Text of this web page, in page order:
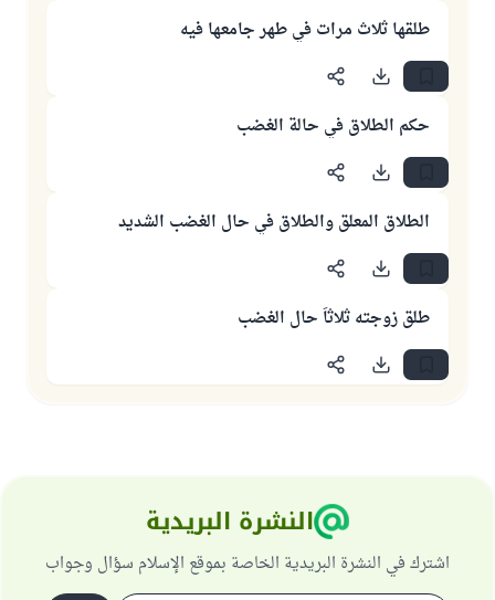
طلقها ثلاث مرات في طهر جامعها فيه
حكم الطلاق في حالة الغضب
الطلاق المعلق والطلاق في حال الغضب الشديد
طلق زوجته ثلاثاً حال الغضب
النشرة البريدية
اشترك في النشرة البريدية الخاصة بموقع الإسلام سؤال وجواب